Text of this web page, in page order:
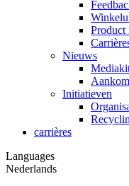
Product
Nieuws
Initiatieven
carrières
Languages
Nederlands